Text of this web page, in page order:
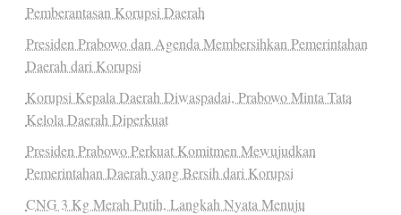
Pemberantasan Korupsi Daerah
Presiden Prabowo dan Agenda Membersihkan Pemerintahan
Daerah dari Korupsi
Korupsi Kepala Daerah Diwaspadai, Prabowo Minta Tata
Kelola Daerah Diperkuat
Presiden Prabowo Perkuat Komitmen Mewujudkan
Pemerintahan Daerah yang Bersih dari Korupsi
CNG 3 Kg Merah Putih, Langkah Nyata Menuju